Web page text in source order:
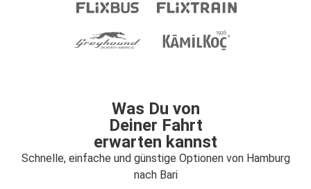
Was Du von
Deiner Fahrt
erwarten kannst
Schnelle, einfache und günstige Optionen von Hamburg
nach Bari